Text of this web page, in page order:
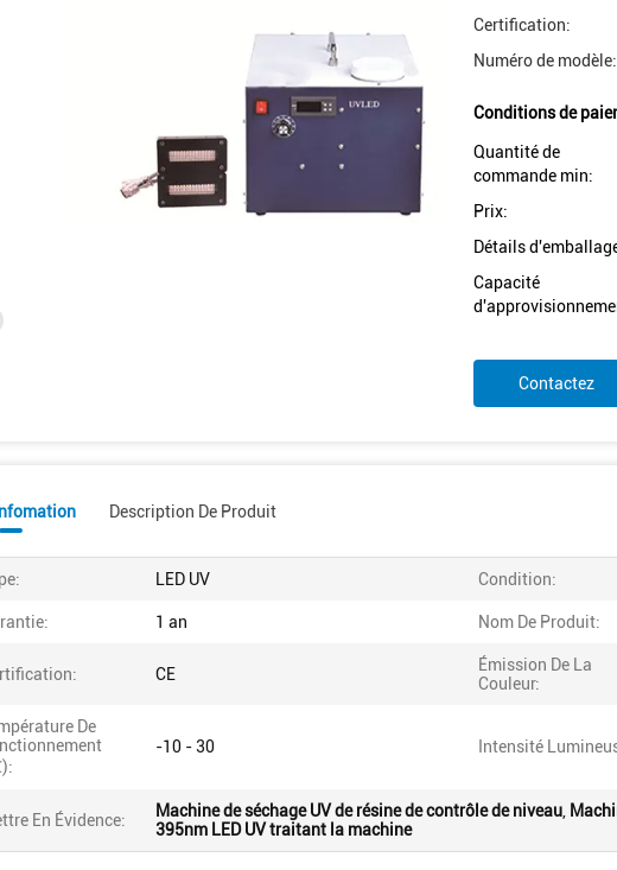
Certification:
Numéro de modèle:
Conditions de
Quantité de
commande min:
Prix:
Détails
Capacité
Contactez
Description De Produit
LED UV Condition:
1 an Nom De Produit:
CE
Émission De La
Couleur:
De
-10 - 30 Intensité
En Évidence: Machine de séchage UV de résine de contrôle de niveau
395nm LED UV traitant la machine